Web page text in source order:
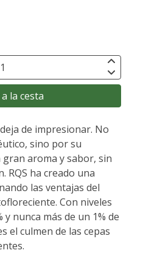
la cesta
de impresionar. No
sino por su
aroma y sabor, sin
RQS ha creado una
las ventajas del
Con niveles
y nunca más de un 1% de
el culmen de las cepas